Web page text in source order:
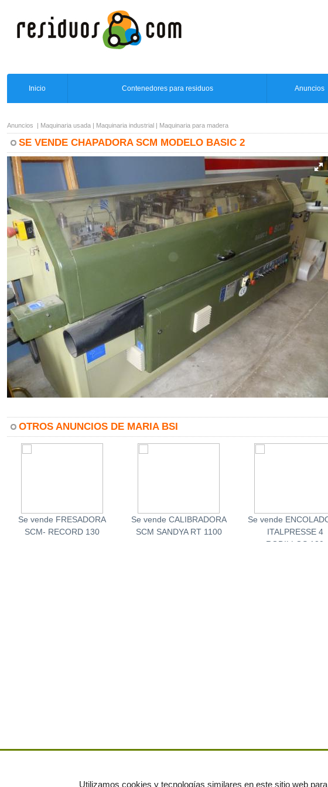
Inicio Contenedores para residuos Anuncios
Anuncios | Maquinaria usada | Maquinaria industrial | Maquinaria para madera
SE VENDE CHAPADORA SCM MODELO BASIC 2
OTROS ANUNCIOS DE MARIA BSI
Se vende FRESADORA
SCM- RECORD 130
Se vende CALIBRADORA
SCM SANDYA RT 1100
Se vende
ITALPRESSE 4
RODILLOS 130
Utilizamos cookies y tecnologías similares en este sitio web